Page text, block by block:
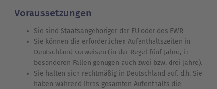
Voraussetzungen
Sie sind Staatsangehöriger der EU oder des EWR
Sie können die erforderlichen Aufenthaltszeiten in
Deutschland vorweisen (in der Regel fünf Jahre, in
besonderen Fällen genügen auch zwei bzw. drei Jahre).
Sie halten sich rechtmäßig in Deutschland auf, d.h. Sie
haben während Ihres gesamten Aufenthalts die